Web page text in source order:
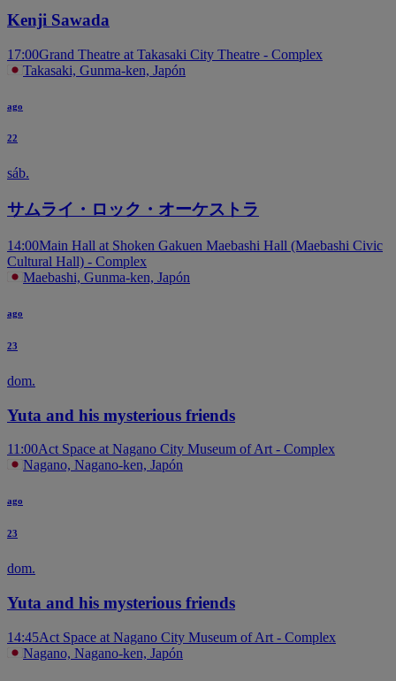
Kenji Sawada
17:00Grand Theatre at Takasaki City Theatre - Complex
Takasaki, Gunma-ken, Japón
ago
22
sáb.
サムライ・ロック・オーケストラ
14:00Main Hall at Shoken Gakuen Maebashi Hall (Maebashi Civic
Cultural Hall) - Complex
Maebashi, Gunma-ken, Japón
ago
23
dom.
Yuta and his mysterious friends
11:00Act Space at Nagano City Museum of Art - Complex
Nagano, Nagano-ken, Japón
ago
23
dom.
Yuta and his mysterious friends
14:45Act Space at Nagano City Museum of Art - Complex
Nagano, Nagano-ken, Japón